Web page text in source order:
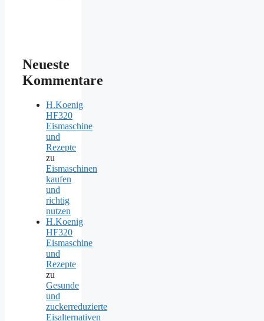
Neueste
Kommentare
H.Koenig
HF320
Eismaschine
und
Rezepte
zu
Eismaschinen
kaufen
und
richtig
nutzen
H.Koenig
HF320
Eismaschine
und
Rezepte
zu
Gesunde
und
zuckerreduzierte
Eisalternativen